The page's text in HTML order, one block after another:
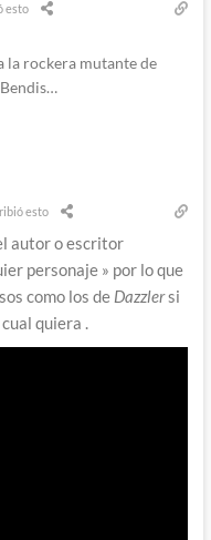
esto
la rockera mutante de
esto
autor o escritor
personaje » por lo que
como los de Dazzlersi
quiera .